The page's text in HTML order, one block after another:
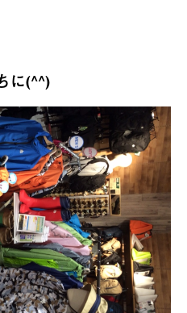
に(^^)